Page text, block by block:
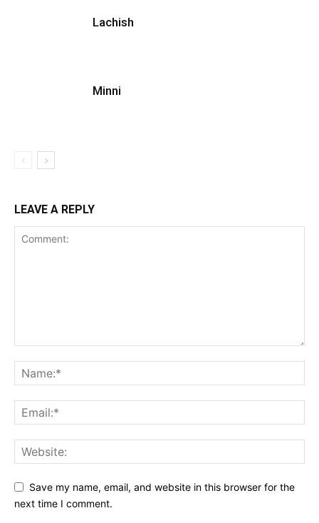
Lachish
Minni
LEAVE A REPLY
Save my name, email, and website in this browser for the
next time I comment.